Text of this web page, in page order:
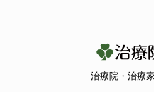
治療院・治療